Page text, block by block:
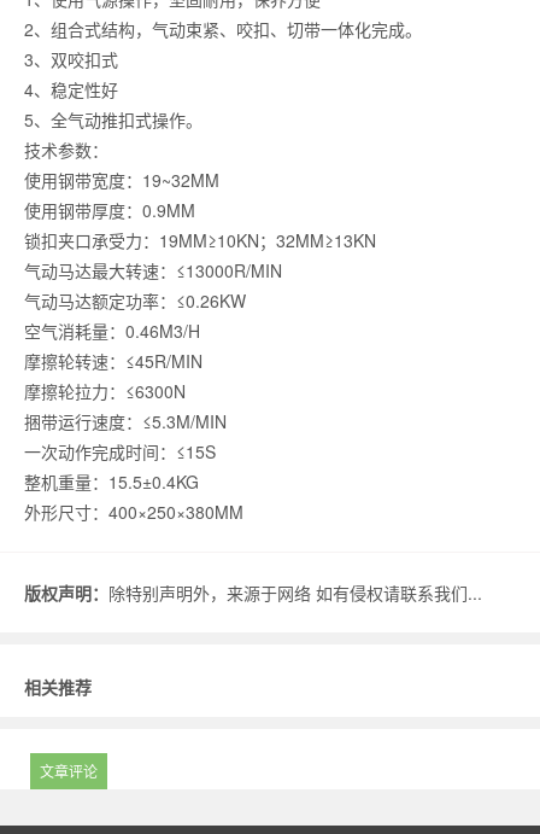
2、组合式结构，气动束紧、咬扣、切带一体化完成。
3、双咬扣式
4、稳定性好
5、全气动推扣式操作。
技术参数：
使用钢带宽度：19~32MM
使用钢带厚度：0.9MM
锁扣夹口承受力：19MM≥10KN；32MM≥13KN
气动马达最大转速：≤13000R/MIN
气动马达额定功率：≤0.26KW
空气消耗量：0.46M3/H
摩擦轮转速：≤45R/MIN
摩擦轮拉力：≤6300N
捆带运行速度：≤5.3M/MIN
一次动作完成时间：≤15S
整机重量：15.5±0.4KG
外形尺寸：400×250×380MM
版权声明： 除特别声明外，来源于网络 如有侵权请联系我们...
相关推荐
文章评论